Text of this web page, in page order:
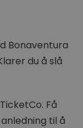
Bonaventura
du å slå
Få
til å